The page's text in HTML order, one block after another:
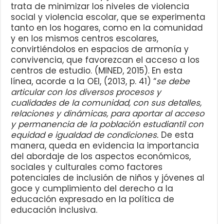
trata de minimizar los niveles de violencia
social y violencia escolar, que se experimenta
tanto en los hogares, como en la comunidad
y en los mismos centros escolares,
convirtiéndolos en espacios de armonía y
convivencia, que favorezcan el acceso a los
centros de estudio. (MINED, 2015). En esta
línea, acorde a la OEI, (2013, p. 41) “se debe
articular con los diversos procesos y
cualidades de la comunidad, con sus detalles,
relaciones y dinámicas, para aportar al acceso
y permanencia de la población estudiantil con
equidad e igualdad de condiciones. De esta
manera, queda en evidencia la importancia
del abordaje de los aspectos económicos,
sociales y culturales como factores
potenciales de inclusión de niños y jóvenes al
goce y cumplimiento del derecho a la
educación expresado en la política de
educación inclusiva.